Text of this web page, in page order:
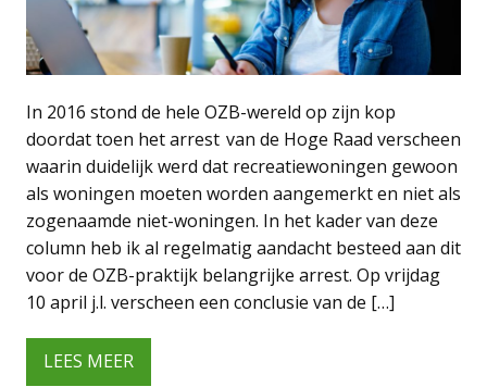
In 2016 stond de hele OZB-wereld op zijn kop
doordat toen het arrest van de Hoge Raad verscheen
waarin duidelijk werd dat recreatiewoningen gewoon
als woningen moeten worden aangemerkt en niet als
zogenaamde niet-woningen. In het kader van deze
column heb ik al regelmatig aandacht besteed aan dit
voor de OZB-praktijk belangrijke arrest. Op vrijdag
10 april j.l. verscheen een conclusie van de […]
LEES MEER